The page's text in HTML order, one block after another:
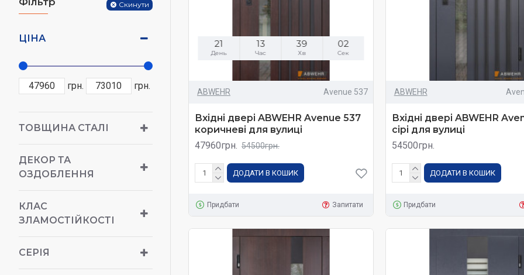
Скинути
ЦІНА
грн. грн.
ТОВЩИНА СТАЛІ
ДЕКОР ТА
ОЗДОБЛЕННЯ
КЛАС
ЗЛАМОСТІЙКОСТІ
СЕРІЯ
21
День
13
Час
39
Хв
01
Сек
ABWEHR Avenue 537
Вхідні двері ABWEHR Avenue 537
коричневі для вулиці
47960грн.
54500грн.
ДОДАТИ В КОШИК
Придбати Запитати
ABWEHR
Вхідні двері ABWEHR
сірі для вулиці
54500грн.
ДОДАТИ В КОШИК
Придбати